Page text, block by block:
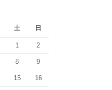
土 日
1 2
8 9
15 16